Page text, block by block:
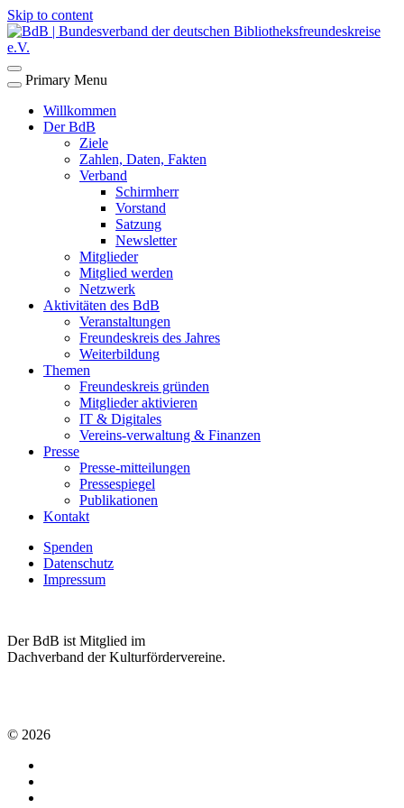
Skip to content
Primary Menu
Willkommen
Der BdB
Ziele
Zahlen, Daten, Fakten
Verband
Schirmherr
Vorstand
Satzung
Newsletter
Mitglieder
Mitglied werden
Netzwerk
Aktivitäten des BdB
Veranstaltungen
Freundeskreis des Jahres
Weiterbildung
Themen
Freundeskreis gründen
Mitglieder aktivieren
IT & Digitales
Vereins-verwaltung & Finanzen
Presse
Presse-mitteilungen
Pressespiegel
Publikationen
Kontakt
Spenden
Datenschutz
Impressum
Der BdB ist Mitglied im
Dachverband der Kulturfördervereine.
© 2026